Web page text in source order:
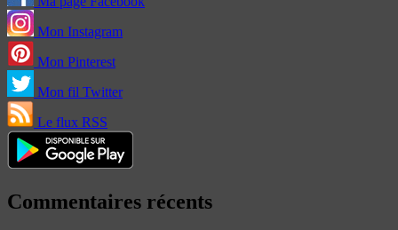
Mon Instagram
Mon Pinterest
Mon fil Twitter
Le flux RSS
Commentaires récents